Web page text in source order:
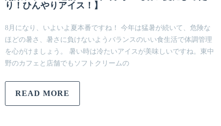
り！ひんやりアイス！】
8月になり、いよいよ夏本番ですね！ 今年は猛暑が続いて、危険な
ほどの暑さ、暑さに負けないようバランスのいい食生活で体調管理
を心がけましょう。 暑い時は冷たいアイスが美味しいですね。東中
野のカフェと店舗でもソフトクリームの
READ MORE